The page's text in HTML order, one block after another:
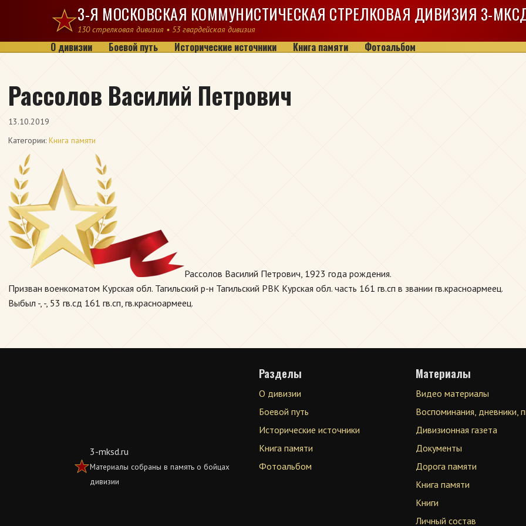
Перейти к содержимому3-Я МОСКОВСКАЯ КОММУНИСТИЧЕСКАЯ СТРЕЛКОВАЯ ДИВИЗИЯ 3-
130 стрелковая дивизия • 53 гвардейская дивизия
О дивизии Боевой путь Исторические источники Книга памяти Фотоальбом
Рассолов Василий Петрович
13.10.2019
Категории: Книга памяти
Рассолов Василий Петрович, 1923 года рождения.
Призван военкоматом Курская обл. Тагильский р-н Тагильский РВК Курская обл. часть 161 гв.сп в звании гв.красноармеец.
Выбыл -, -, 53 гв.сд 161 гв.сп, гв.красноармеец.
3-mksd.ru
Материалы собраны в память о бойцах
дивизии
Разделы
О дивизии
Боевой путь
Исторические источники
Книга памяти
Фотоальбом
Материалы
Видео материалы
Воспоминания, дневники,
Дивизионная газета
Документы
Дорога памяти
Книга памяти
Книги
Личный состав